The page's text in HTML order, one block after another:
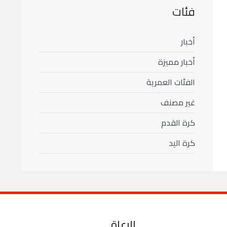
فئات
أخبار
أخبار مميزة
الفئات العمرية
غير مصنف
كرة القدم
كرة اليد